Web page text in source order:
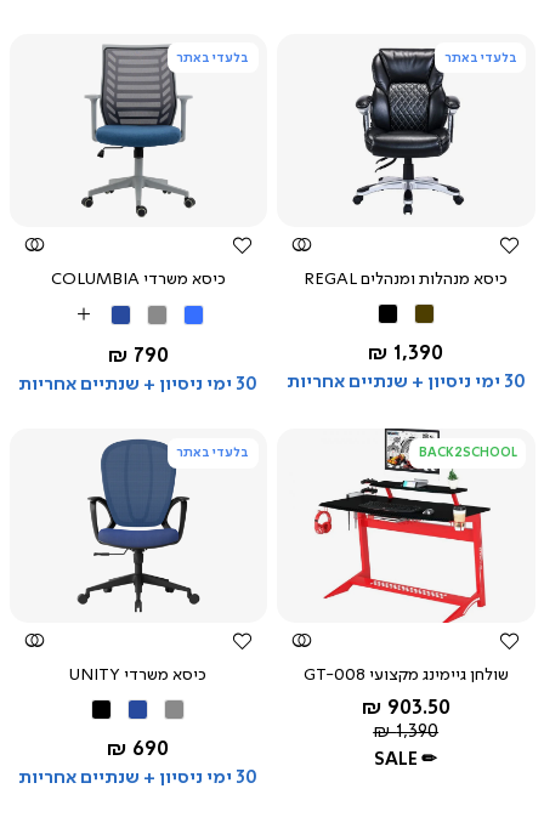
בלעדי באתר
צפייה
מהירה
כיסא מנהלות ומנהלים REGAL
החל מ-
1,390 ₪
30 ימי ניסיון + שנתיים אחריות
בלעדי באתר
צפייה
מהירה
כיסא משרדי COLUMBIA
כחול
More
Colors
החל מ-
790 ₪
30 ימי ניסיון + שנתיים אחריות
BACK2SCHOOL
צפייה
מהירה
שולחן גיימינג מקצועי GT-008
החל מ-
903.50 ₪
מחיר
רגיל
1,390 ₪
SALE ✏
בלעדי באתר
צפייה
מהירה
כיסא משרדי UNITY
החל מ-
690 ₪
30 ימי ניסיון + שנתיים אחריות